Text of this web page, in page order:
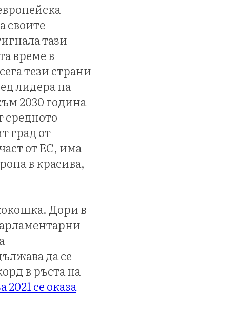
своите
тази
време в
тези страни
лидера на
2030 година
средното
град от
от ЕС, има
в красива,
Дори в
да се
в ръста на
се оказа